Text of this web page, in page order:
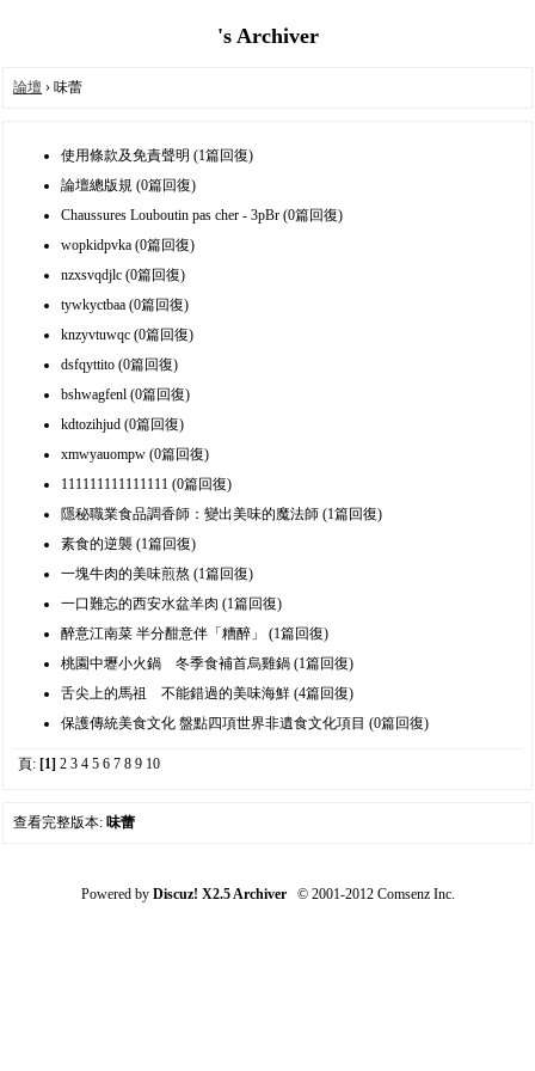
's Archiver
論壇 › 味蕾
使用條款及免責聲明 (1篇回復)
論壇總版規 (0篇回復)
Chaussures Louboutin pas cher - 3pBr (0篇回復)
wopkidpvka (0篇回復)
nzxsvqdjlc (0篇回復)
tywkyctbaa (0篇回復)
knzyvtuwqc (0篇回復)
dsfqyttito (0篇回復)
bshwagfenl (0篇回復)
kdtozihjud (0篇回復)
xmwyauompw (0篇回復)
111111111111111 (0篇回復)
隱秘職業食品調香師：變出美味的魔法師 (1篇回復)
素食的逆襲 (1篇回復)
一塊牛肉的美味煎熬 (1篇回復)
一口難忘的西安水盆羊肉 (1篇回復)
醉意江南菜 半分酣意伴「糟醉」 (1篇回復)
桃園中壢小火鍋 冬季食補首烏雞鍋 (1篇回復)
舌尖上的馬祖 不能錯過的美味海鮮 (4篇回復)
保護傳統美食文化 盤點四項世界非遺食文化項目 (0篇回復)
頁: [1] 2 3 4 5 6 7 8 9 10
查看完整版本:味蕾
Powered by Discuz! X2.5 Archiver© 2001-2012 Comsenz Inc.